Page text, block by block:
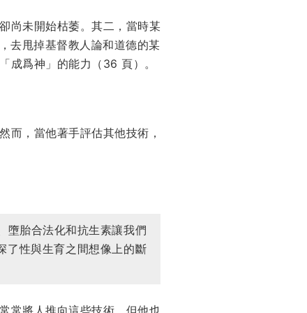
尚未開始枯萎。其二，當時某
去甩掉基督教人論和道德的某
成爲神」的能力（36 頁）。
而，當他著手評估其他技術，
墮胎合法化和抗生素讓我們
了性與生育之間想像上的斷
常將人推向這些技術。但他也